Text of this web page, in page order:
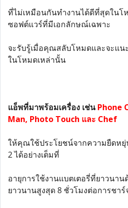
ที่ไม่เหมือนกันทำงานได้ดีที่สุดในโ
ซอฟต์แวร์ที่มีเอกลักษณ์เฉพาะ
จะรับรู้เมื่อคุณสลับโหมดและจะแ
ในโหมดเหล่านั้น
แอ็พที่มาพร้อมเครื่อง เช่นPhone
Man, Photo Touch และ Chef
ให้คุณใช้ประโยชน์จากความยืดห
2 ได้อย่างเต็มที่
อายุการใช้งานแบตเตอรี่ที่ยาวนาน
ยาวนานสูงสุด 8 ชั่วโมงต่อการชาร์